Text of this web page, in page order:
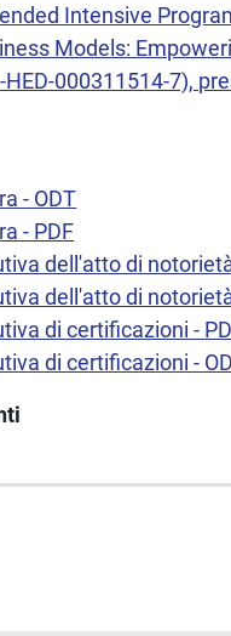
Intensive
Models:
HED-000311514-7),
- ODT
- PDF
dell'atto di
dell'atto di
di certificazioni -
di certificazioni -